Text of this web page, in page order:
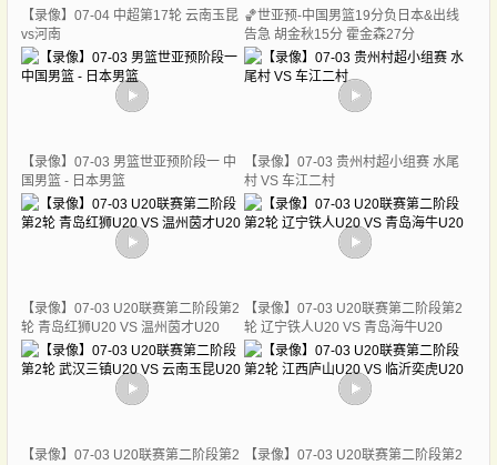
【录像】07-04 中超第17轮 云南玉昆
vs河南
🏀世亚预-中国男篮19分负日本&出线
告急 胡金秋15分 霍金森27分
【录像】07-03 男篮世亚预阶段一 中
国男篮 - 日本男篮
【录像】07-03 贵州村超小组赛 水尾
村 VS 车江二村
【录像】07-03 U20联赛第二阶段第2
轮 青岛红狮U20 VS 温州茵才U20
【录像】07-03 U20联赛第二阶段第2
轮 辽宁铁人U20 VS 青岛海牛U20
【录像】07-03 U20联赛第二阶段第2
【录像】07-03 U20联赛第二阶段第2